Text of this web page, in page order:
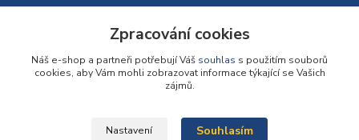
info@podlahy1.cz
Zpracování cookies
Náš e-shop a partneři potřebují Váš souhlas s použitím souborů
cookies, aby Vám mohli zobrazovat informace týkající se Vašich
zájmů.
Nastavení Souhlasím